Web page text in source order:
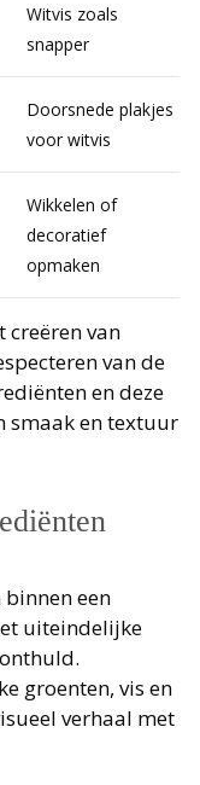
Witvis zoals
snapper
Doorsnede plakjes
voor witvis
Wikkelen of
decoratief
opmaken
creëren van
van de
en deze
smaak en textuur
een
uiteindelijke
groenten, vis en
verhaal met